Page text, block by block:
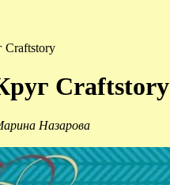
Craftstory
Назарова